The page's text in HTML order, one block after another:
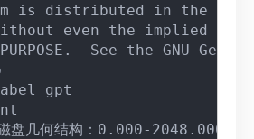
is distributed in the
without even the implied
PURPOSE.  See the GNU
gpt
几何结构：0.000-2048.000 兆